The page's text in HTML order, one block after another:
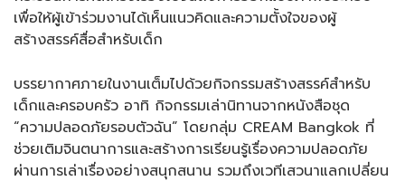
เพื่อให้ผู้เข้าร่วมงานได้เห็นแนวคิดและความตั้งใจของผู้
สร้างสรรค์สื่อสำหรับเด็ก
บรรยากาศภายในงานเต็มไปด้วยกิจกรรมสร้างสรรค์สำหรับ
เด็กและครอบครัว อาทิ กิจกรรมเล่านิทานจากหนังสือชุด
“ความปลอดภัยรอบตัวฉัน” โดยกลุ่ม CREAM Bangkok ที่
ช่วยเติมจินตนาการและสร้างการเรียนรู้เรื่องความปลอดภัย
ผ่านการเล่าเรื่องอย่างสนุกสนาน รวมถึงเวทีเสวนาแลกเปลี่ยน